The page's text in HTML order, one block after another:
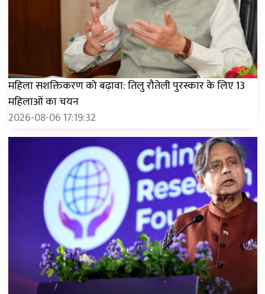
महिला सशक्तिकरण को बढ़ावा: तिलु रौतेली पुरस्कार के लिए 13
महिलाओं का चयन
2026-08-06 17:19:32